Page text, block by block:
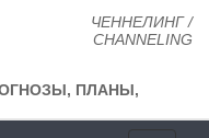
ЧЕННЕЛИНГ /
CHANNELING
ПЛАНЫ,